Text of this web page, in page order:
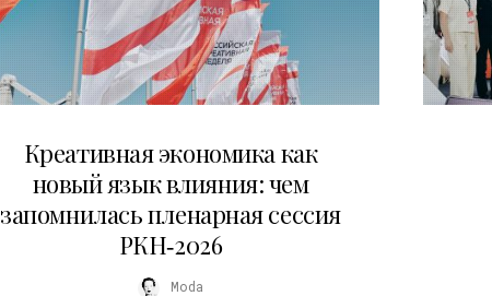
Креативная экономика как
новый язык влияния: чем
запомнилась пленарная сессия
РКН‑2026
Moda